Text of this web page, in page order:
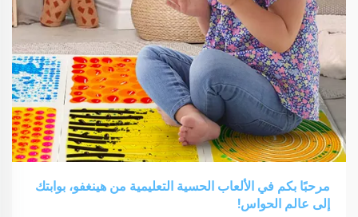
مرحبًا بكم في الألعاب الحسية التعليمية من هينغفو، بوابتك
إلى عالم الحواس!